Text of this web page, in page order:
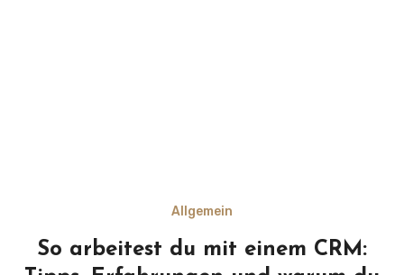
Allgemein
So arbeitest du mit einem CRM: